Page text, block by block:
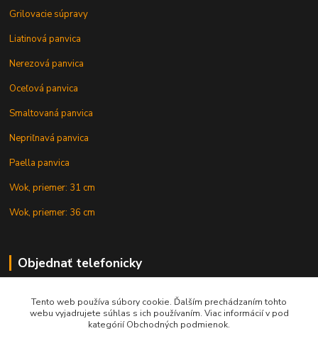
Grilovacie súpravy
Liatinová panvica
Nerezová panvica
Oceľová panvica
Smaltovaná panvica
Nepriľnavá panvica
Paella panvica
Wok, priemer: 31 cm
Wok, priemer: 36 cm
Objednať telefonicky
+421 902 212 007
Tento web používa súbory cookie. Ďalším prechádzaním tohto
webu vyjadrujete súhlas s ich používaním. Viac informácií v pod
kategórií Obchodných podmienok.